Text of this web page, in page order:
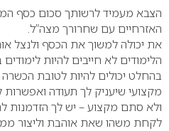
הצבא מעמיד לרשותך סכום כסף
האזרחיים עם שחרורך מצה”ל.
את יכולה למשוך את הכסף ולנצל
הלימודים לא חייבים להיות
בהחלט יכולים להיות לטובת
מקצועי שיעניק לך תעודה
ולא סתם מקצוע – יש לך הזדמנות
לקחת משהו שאת אוהבת וליצור